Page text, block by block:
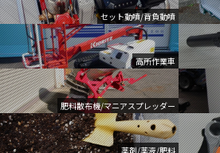
セット動噴/背負動噴
高所作業車
肥料散布機/マニアスプレッダー
薬剤/薬液/肥料